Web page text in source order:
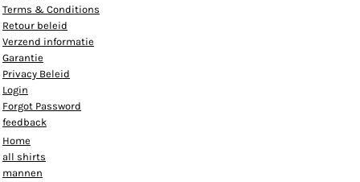
Terms & Conditions
Retour beleid
Verzend informatie
Garantie
Privacy Beleid
Login
Forgot Password
feedback
Home
all shirts
mannen